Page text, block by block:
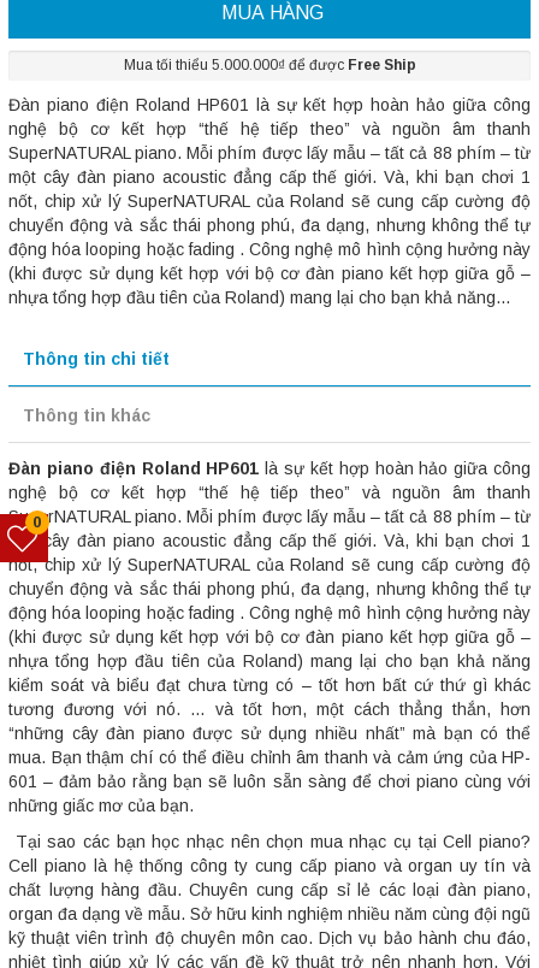
MUA HÀNG
Mua tối thiểu 5.000.000₫ để được Free Ship
Đàn piano điện Roland HP601 là sự kết hợp hoàn hảo giữa công
nghệ bộ cơ kết hợp “thế hệ tiếp theo” và nguồn âm thanh
SuperNATURAL piano. Mỗi phím được lấy mẫu – tất cả 88 phím – từ
một cây đàn piano acoustic đẳng cấp thế giới. Và, khi bạn chơi 1
nốt, chip xử lý SuperNATURAL của Roland sẽ cung cấp cường độ
chuyển động và sắc thái phong phú, đa dạng, nhưng không thể tự
động hóa looping hoặc fading . Công nghệ mô hình cộng hưởng này
(khi được sử dụng kết hợp với bộ cơ đàn piano kết hợp giữa gỗ –
nhựa tổng hợp đầu tiên của Roland) mang lại cho bạn khả năng...
Thông tin chi tiết
Thông tin khác
Đàn piano điện Roland HP601 là sự kết hợp hoàn hảo giữa công
nghệ bộ cơ kết hợp “thế hệ tiếp theo” và nguồn âm thanh
SuperNATURAL piano. Mỗi phím được lấy mẫu – tất cả 88 phím – từ
một cây đàn piano acoustic đẳng cấp thế giới. Và, khi bạn chơi 1
nốt, chip xử lý SuperNATURAL của Roland sẽ cung cấp cường độ
chuyển động và sắc thái phong phú, đa dạng, nhưng không thể tự
động hóa looping hoặc fading . Công nghệ mô hình cộng hưởng này
(khi được sử dụng kết hợp với bộ cơ đàn piano kết hợp giữa gỗ –
nhựa tổng hợp đầu tiên của Roland) mang lại cho bạn khả năng
kiểm soát và biểu đạt chưa từng có – tốt hơn bất cứ thứ gì khác
tương đương với nó. … và tốt hơn, một cách thẳng thắn, hơn
“những cây đàn piano được sử dụng nhiều nhất” mà bạn có thể
mua. Bạn thậm chí có thể điều chỉnh âm thanh và cảm ứng của HP-
601 – đảm bảo rằng bạn sẽ luôn sẵn sàng để chơi piano cùng với
những giấc mơ của bạn.
Tại sao các bạn học nhạc nên chọn mua nhạc cụ tại Cell piano?
Cell piano là hệ thống công ty cung cấp piano và organ uy tín và
chất lượng hàng đầu. Chuyên cung cấp sỉ lẻ các loại đàn piano,
organ đa dạng về mẫu. Sở hữu kinh nghiệm nhiều năm cùng đội ngũ
kỹ thuật viên trình độ chuyên môn cao. Dịch vụ bảo hành chu đáo,
nhiệt tình giúp xử lý các vấn đề kỹ thuật trở nên nhanh hơn. Với
0